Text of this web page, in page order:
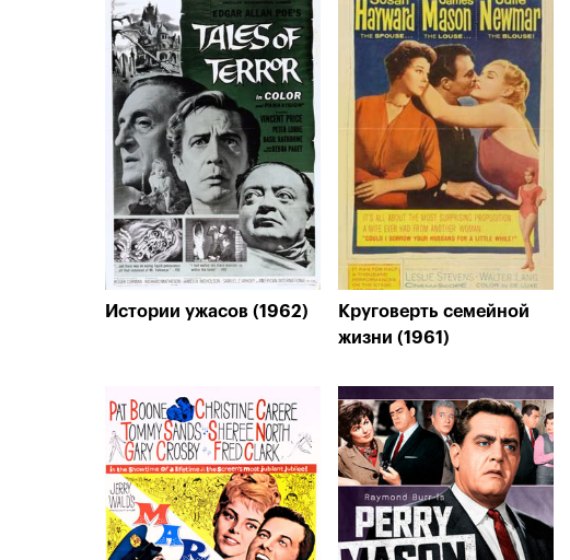
Истории ужасов (1962)
Круговерть семейной
жизни (1961)